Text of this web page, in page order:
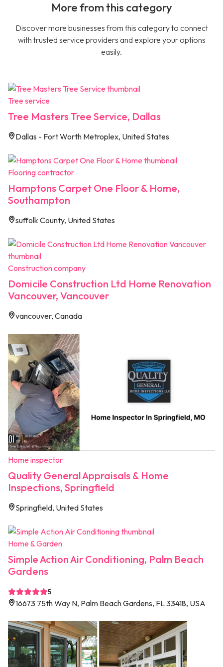
More from this category
Discover more businesses from this category to connect
with trusted service providers and explore your options
easily.
Tree service
Tree Masters Tree Service, Dallas
Dallas - Fort Worth Metroplex, United States
Flooring contractor
Hamptons Carpet One Floor & Home,
Southampton
suffolk County, United States
Construction company
Domicile Construction Ltd Home Renovation
Vancouver, Vancouver
vancouver, Canada
Home inspector
Quality General Appraisals & Home
Inspections, Springfield
Springfield, United States
Home & Garden
Simple Action Air Conditioning, Palm Beach
Gardens
5
16673 75th Way N, Palm Beach Gardens, FL 33418, USA